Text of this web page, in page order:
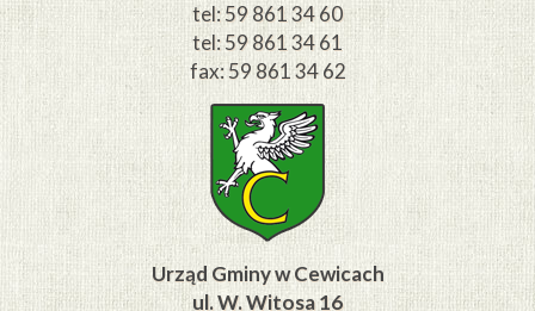
tel: 59 861 34 60
tel: 59 861 34 61
fax: 59 861 34 62
Urząd Gminy w Cewicach
ul. W. Witosa 16